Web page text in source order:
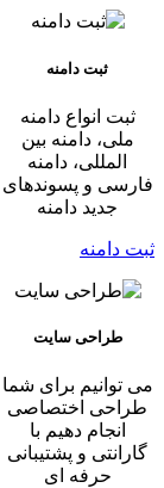
ثبت دامنه
ثبت انواع دامنه
ملی، دامنه بین
المللی، دامنه
فارسی و پسوندهای
جدید دامنه
ثبت دامنه
طراحی سایت
می توانیم برای شما
طراحی اختصاصی
انجام دهیم با
گارانتی و پشتیبانی
حرفه ای